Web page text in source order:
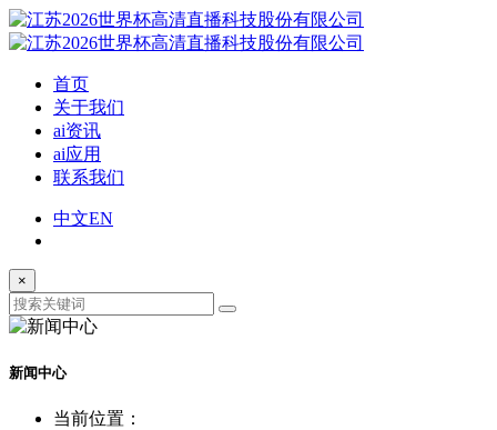
首页
关于我们
ai资讯
ai应用
联系我们
中文EN
×
新闻中心
当前位置：